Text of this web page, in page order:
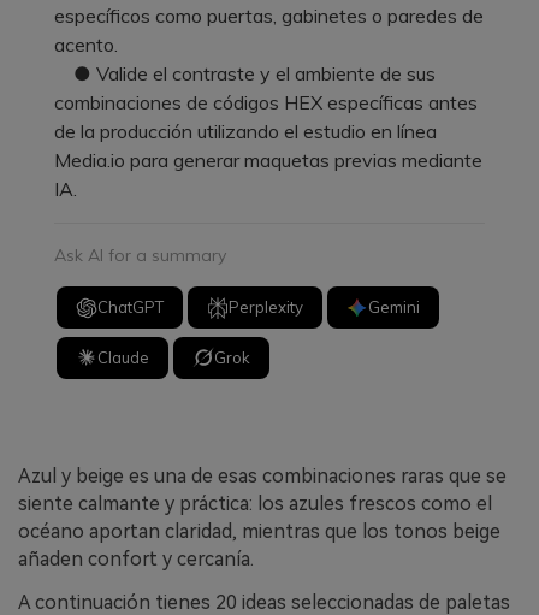
específicos como puertas, gabinetes o paredes de
acento.
● Valide el contraste y el ambiente de sus
combinaciones de códigos HEX específicas antes
de la producción utilizando el estudio en línea
Media.io para generar maquetas previas mediante
IA.
Ask AI for a summary
ChatGPT Perplexity Gemini
Claude Grok
Azul y beige es una de esas combinaciones raras que se
siente calmante y práctica: los azules frescos como el
océano aportan claridad, mientras que los tonos beige
añaden confort y cercanía.
A continuación tienes 20 ideas seleccionadas de paletas